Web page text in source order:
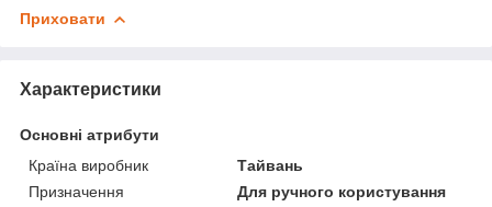
Приховати
Характеристики
Основні атрибути
Країна виробник
Тайвань
Призначення
Для ручного користування